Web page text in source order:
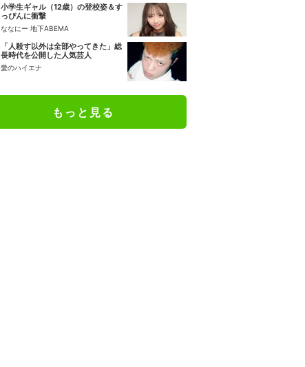
小学生ギャル（12歳）の登校姿＆す
っぴんに衝撃
ななにー 地下ABEMA
「人殺す以外は全部やってきた」総
長時代を公開した人気芸人
愛のハイエナ
もっと見る